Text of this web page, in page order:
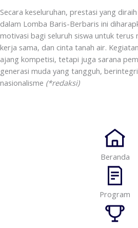
Secara keseluruhan, prestasi yang
dalam Lomba Baris-Berbaris ini
motivasi bagi seluruh siswa untuk terus
kerja sama, dan cinta tanah air.
ajang kompetisi, tetapi juga sarana
generasi muda yang tangguh,
nasionalisme (*redaksi)
Beranda
Program